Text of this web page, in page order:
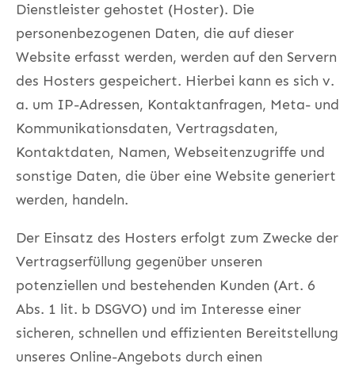
Dienstleister gehostet (Hoster). Die
personenbezogenen Daten, die auf dieser
Website erfasst werden, werden auf den Servern
des Hosters gespeichert. Hierbei kann es sich v.
a. um IP-Adressen, Kontaktanfragen, Meta- und
Kommunikationsdaten, Vertragsdaten,
Kontaktdaten, Namen, Webseitenzugriffe und
sonstige Daten, die über eine Website generiert
werden, handeln.
Der Einsatz des Hosters erfolgt zum Zwecke der
Vertragserfüllung gegenüber unseren
potenziellen und bestehenden Kunden (Art. 6
Abs. 1 lit. b DSGVO) und im Interesse einer
sicheren, schnellen und effizienten Bereitstellung
unseres Online-Angebots durch einen